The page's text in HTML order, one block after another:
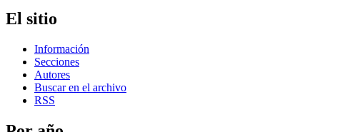
El sitio
Información
Secciones
Autores
Buscar en el archivo
RSS